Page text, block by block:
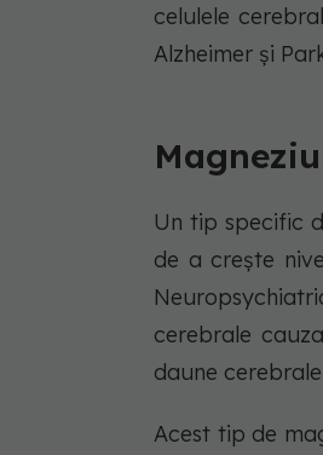
celulele
Alzheimer și
Un tip specific
de a crește
cerebrale
daune
Acest tip de